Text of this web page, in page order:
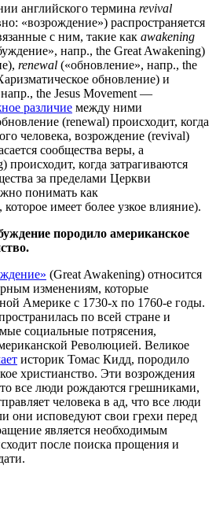
английского термина revival
«возрождение») распространяется
с ним, такие как awakening
напр., the Great Awakening)
renewal («обновление», напр., the
обновление) и
the Jesus Movement —
различие между ними
(renewal) происходит, когда
человека, возрождение (revival)
сообщества веры, а
когда затрагиваются
за пределами Церкви
понимать как
имеет более узкое влияние).
породило американское
(Great Awakening) относится
изменениям, которые
Америке с 1730-х по 1760-е годы.
по всей стране и
социальные потрясения,
Революцией. Великое
историк Томас Кидд, породило
христианство. Эти возрождения
все люди рождаются грешниками,
человека в ад, что все люди
они исповедуют свои грехи перед
является необходимым
после поиска прощения и